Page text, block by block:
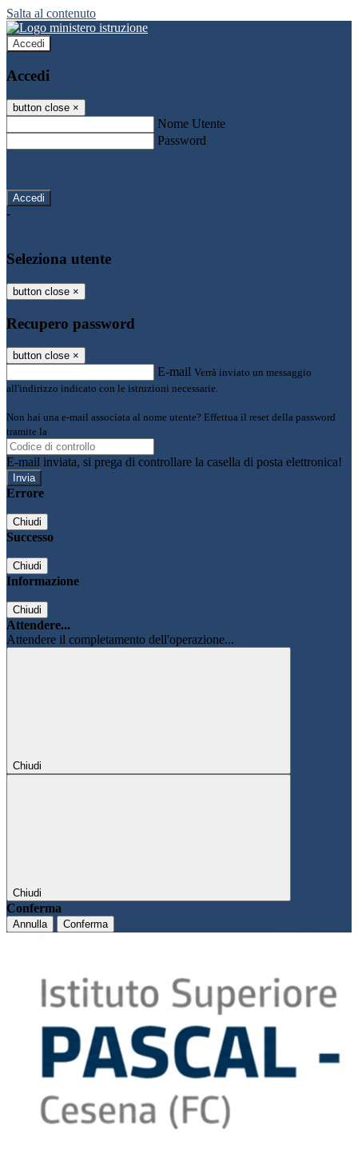
Salta al contenuto
Accedi
Accedi
button close ×
Nome Utente
Password
-
Seleziona utente
button close ×
Recupero password
button close ×
E-mail Verrà inviato un messaggio
all'indirizzo indicato con le istruzioni necessarie.
Non hai una e-mail associata al nome utente? Effettua il reset della password
tramite la
E-mail inviata, si prega di controllare la casella di posta elettronica!
Errore
Chiudi
Successo
Chiudi
Informazione
Chiudi
Attendere...
Attendere il completamento dell'operazione...
Chiudi
Chiudi
Conferma
Annulla Conferma